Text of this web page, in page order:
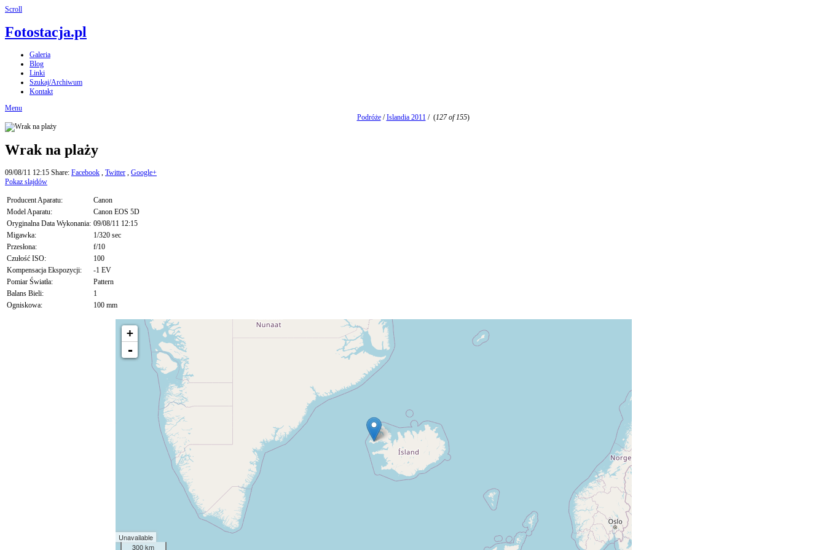
Scroll
Fotostacja.pl
Galeria
Blog
Linki
Szukaj/Archiwum
Kontakt
Menu
Podróże/Islandia 2011/ (127 of 155)
Wrak na plaży
09/08/11 12:15 Share: Facebook , Twitter , Google+
Pokaz slajdów
Producent Aparatu:
Canon
Model Aparatu:
Canon EOS 5D
Oryginalna Data Wykonania: 09/08/11 12:15
Migawka:
1/320 sec
Przesłona:
f/10
Czułość ISO:
100
Kompensacja Ekspozycji:
-1 EV
Pomiar Światła:
Pattern
Balans Bieli:
1
Ogniskowa:
100 mm
+
-
Unavailable
300 km